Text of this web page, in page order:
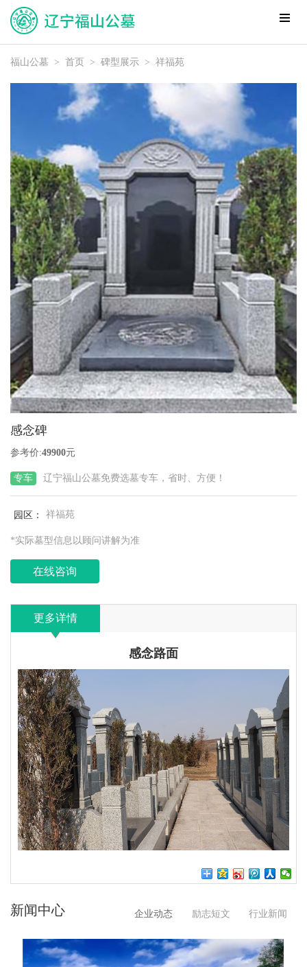
福山公墓 > 首页 > 碑型展示 > 祥福苑
感念碑
参考价:49900元
专车 辽宁福山公墓免费选墓专车，省时、方便！
园区： 祥福苑
*实际墓型信息以顾问讲解为准
在线咨询
更多详情
感念路面
新闻中心 企业动态 励志短文 行业新闻